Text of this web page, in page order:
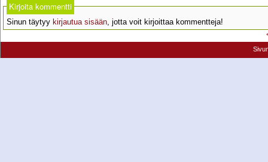
Kirjoita kommentti
Sinun täytyy kirjautua sisään, jotta voit kirjoittaa kommentteja!